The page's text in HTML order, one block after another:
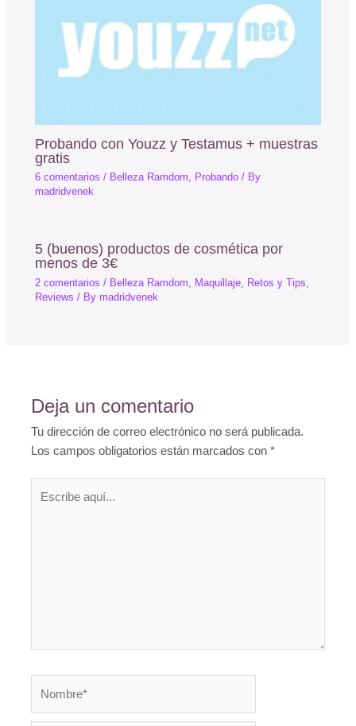
Probando con Youzz y Testamus + muestras
gratis
6 comentarios / Belleza Ramdom, Probando / By
madridvenek
5 (buenos) productos de cosmética por
menos de 3€
2 comentarios / Belleza Ramdom Maquillaje Retos y Tips
Reviews / By madridvenek
Deja un comentario
Tu dirección de correo electrónico no será publicada.
Los campos obligatorios están marcados con*